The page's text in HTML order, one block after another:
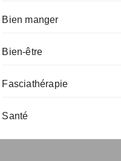
Bien manger
Bien-être
Fasciathérapie
Santé